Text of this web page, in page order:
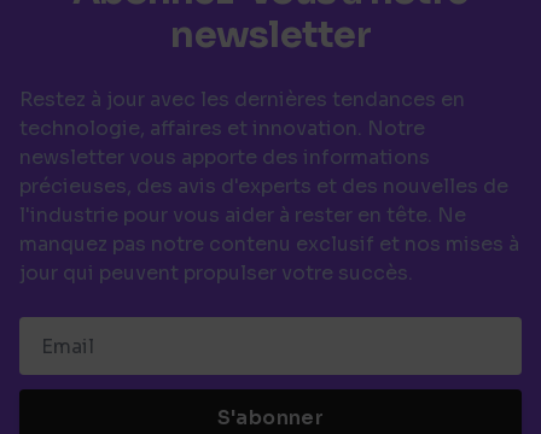
newsletter
Restez à jour avec les dernières tendances en
technologie, affaires et innovation. Notre
newsletter vous apporte des informations
précieuses, des avis d'experts et des nouvelles de
l'industrie pour vous aider à rester en tête. Ne
manquez pas notre contenu exclusif et nos mises à
jour qui peuvent propulser votre succès.
S'abonner